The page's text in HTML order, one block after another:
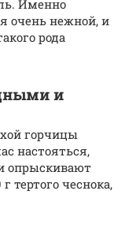
Именно
очень нежной, и
рода
и
горчицы
настояться,
опрыскивают
тертого чеснока,